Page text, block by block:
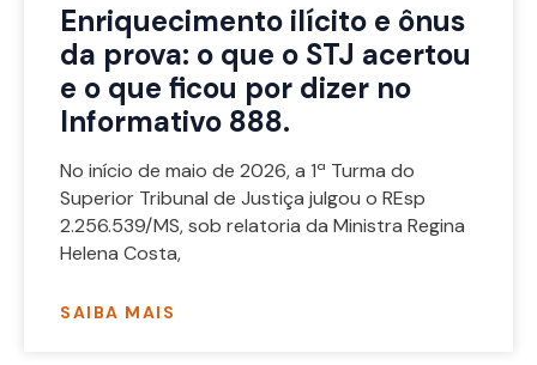
Enriquecimento ilícito e ônus
da prova: o que o STJ acertou
e o que ficou por dizer no
Informativo 888.
No início de maio de 2026, a 1ª Turma do
Superior Tribunal de Justiça julgou o REsp
2.256.539/MS, sob relatoria da Ministra Regina
Helena Costa,
SAIBA MAIS